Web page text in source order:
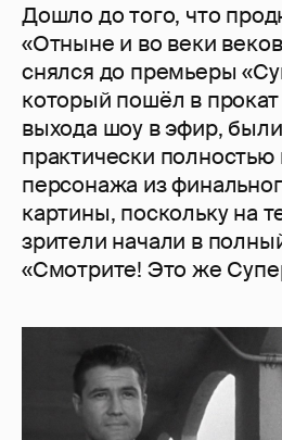
Дошло до того, что
«Отныне и во веки
снялся до премьеры
который пошёл в
выхода шоу в эфир,
практически полностью
персонажа из
картины, поскольку на
зрители начали в
«Смотрите! Это же